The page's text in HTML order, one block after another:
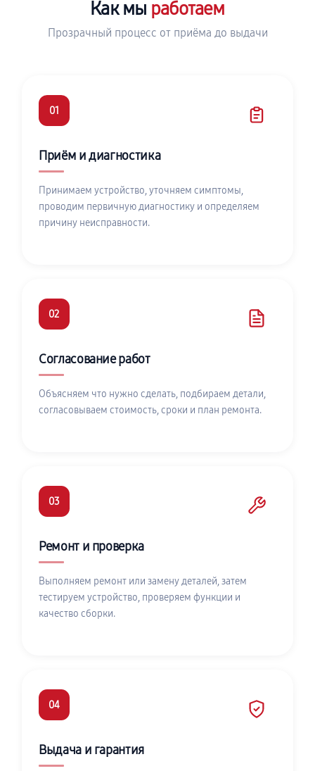
Как мы работаем
Прозрачный процесс от приёма до выдачи
01
Приём и диагностика
Принимаем устройство, уточняем симптомы,
проводим первичную диагностику и определяем
причину неисправности.
02
Согласование работ
Объясняем что нужно сделать, подбираем детали,
согласовываем стоимость, сроки и план ремонта.
03
Ремонт и проверка
Выполняем ремонт или замену деталей, затем
тестируем устройство, проверяем функции и
качество сборки.
04
Выдача и гарантия